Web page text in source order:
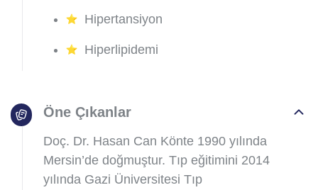
Hipertansiyon
Hiperlipidemi
Öne Çıkanlar
Doç. Dr. Hasan Can Könte 1990 yılında
Mersin’de doğmuştur. Tıp eğitimini 2014
yılında Gazi Üniversitesi Tıp